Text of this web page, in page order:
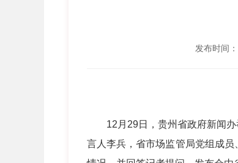
发布时间
12月29日，贵州省政府新闻办
言人李兵，省市场监管局党组成